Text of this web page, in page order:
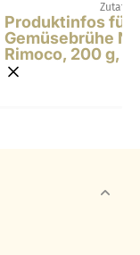
Zutaten
Produktinfos für
Gemüsebrühe
Rimoco, 200 g,